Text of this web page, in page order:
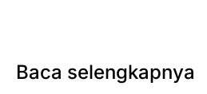
Baca selengkapnya